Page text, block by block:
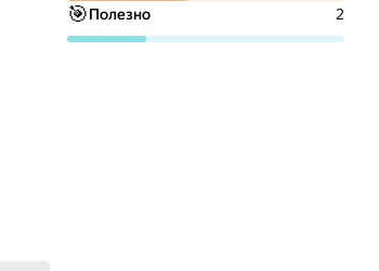
🎯Полезно 2